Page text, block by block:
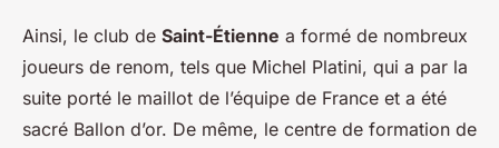
Ainsi, le club de Saint-Étienne a formé de nombreux
joueurs de renom, tels que Michel Platini, qui a par la
suite porté le maillot de l’équipe de France et a été
sacré Ballon d’or. De même, le centre de formation de